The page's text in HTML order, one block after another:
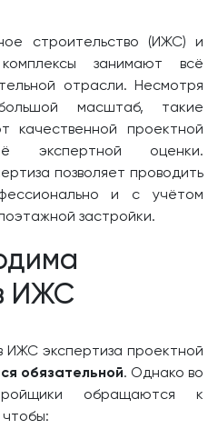
строительство (ИЖС) и
занимают всё
отрасли. Несмотря
масштаб, такие
качественной проектной
экспертной оценки.
позволяет проводить
и с учётом
застройки.
ИЖС
ИЖС экспертиза проектной
обязательной. Однако во
обращаются к